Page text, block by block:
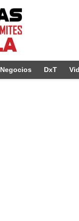
Negocios DxT